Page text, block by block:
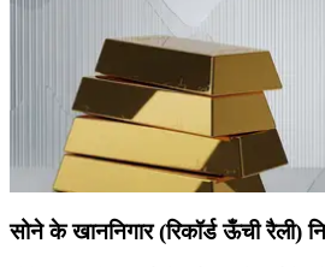
सोने के खाननिगार (रिकॉर्ड ऊँची रैली)